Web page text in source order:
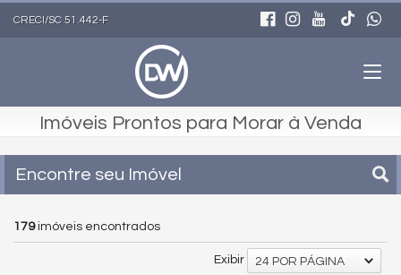
CRECI/SC 51.442-F
Imóveis Prontos para Morar à Venda
Encontre seu Imóvel
179imóveis encontrados
Exibir 24 POR PÁGINA